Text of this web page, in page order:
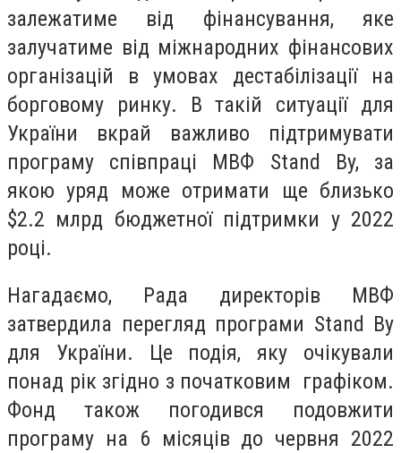
залежатиме від фінансування, яке
залучатиме від міжнародних фінансових
організацій в умовах дестабілізації на
борговому ринку. В такій ситуації для
України вкрай важливо підтримувати
програму співпраці МВФ Stand By, за
якою уряд може отримати ще близько
$2.2 млрд бюджетної підтримки у 2022
році.
Нагадаємо, Рада директорів МВФ
затвердила перегляд програми Stand By
для України. Це подія, яку очікували
понад рік згідно з початковим графіком.
Фонд також погодився подовжити
програму на 6 місяців до червня 2022